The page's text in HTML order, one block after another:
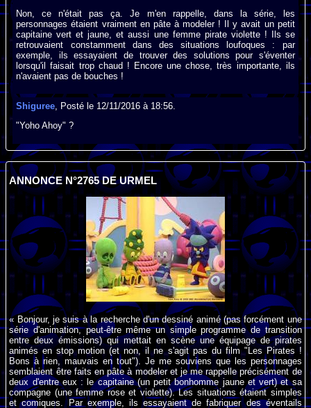
Non, ce n'était pas ça. Je m'en rappelle, dans la série, les
personnages étaient vraiment en pâte à modeler ! Il y avait un petit
capitaine vert et jaune, et aussi une femme pirate violette ! Ils se
retrouvaient constamment dans des situations loufoques : par
exemple, ils essayaient de trouver des solutions pour s'éventer
lorsqu'il faisait trop chaud ! Encore une chose, très importante, ils
n'avaient pas de bouches !
Shiguree , Posté le 12/11/2016 à 18:56.
"Yoho Ahoy" ?
ANNONCE N°2765 DE URMEL
« Bonjour, je suis à la recherche d'un dessiné animé (pas forcément une
série d'animation, peut-être même un simple programme de transition
entre deux émissions) qui mettait en scène une équipage de pirates
animés en stop motion (et non, il ne s'agit pas du film "Les Pirates !
Bons à rien, mauvais en tout"). Je me souviens que les personnages
semblaient être faits en pâte à modeler et je me rappelle précisément de
deux d'entre eux : le capitaine (un petit bonhomme jaune et vert) et sa
compagne (une femme rose et violette). Les situations étaient simples
et comiques. Par exemple, ils essayaient de fabriquer des éventails